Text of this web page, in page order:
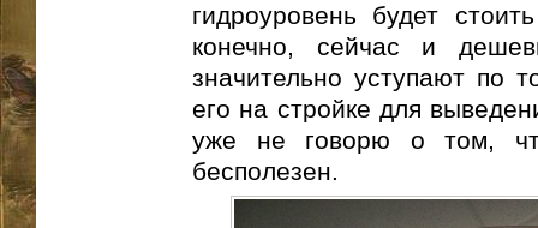
гидроуровень будет
конечно, сейчас и
значительно уступают по
его на стройке для
уже не говорю о том,
бесполезен.